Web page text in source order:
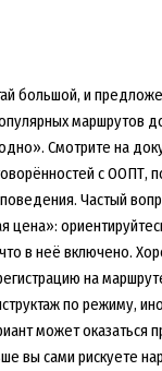
большой, и
маршрутов
Смотрите на
с ООПТ,
Частый
цена»:
в неё включено.
на
по режиму,
может оказаться
вы сами рискуете